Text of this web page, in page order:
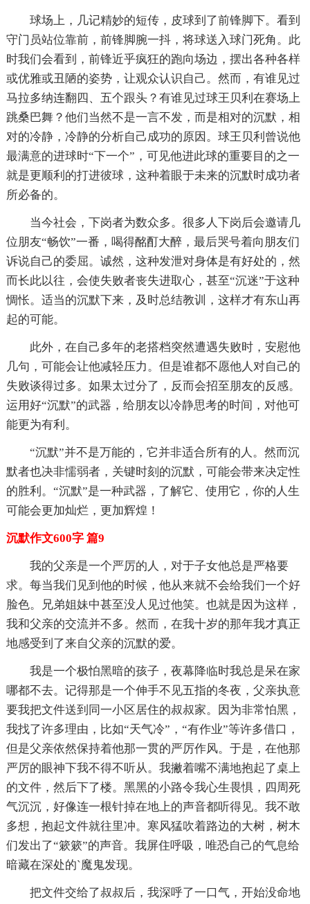
球场上，几记精妙的短传，皮球到了前锋脚下。看到
守门员站位靠前，前锋脚腕一抖，将球送入球门死角。此
时我们会看到，前锋近乎疯狂的跑向场边，摆出各种各样
或优雅或丑陋的姿势，让观众认识自己。然而，有谁见过
马拉多纳连翻四、五个跟头？有谁见过球王贝利在赛场上
跳桑巴舞？他们当然不是一言不发，而是相对的沉默，相
对的冷静，冷静的分析自己成功的原因。球王贝利曾说他
最满意的进球时“下一个”，可见他进此球的重要目的之一
就是更顺利的打进彼球，这种着眼于未来的沉默时成功者
所必备的。
当今社会，下岗者为数众多。很多人下岗后会邀请几
位朋友“畅饮”一番，喝得酩酊大醉，最后哭号着向朋友们
诉说自己的委屈。诚然，这种发泄对身体是有好处的，然
而长此以往，会使失败者丧失进取心，甚至“沉迷”于这种
惆怅。适当的沉默下来，及时总结教训，这样才有东山再
起的可能。
此外，在自己多年的老搭档突然遭遇失败时，安慰他
几句，可能会让他减轻压力。但是谁都不愿他人对自己的
失败谈得过多。如果太过分了，反而会招至朋友的反感。
运用好“沉默”的武器，给朋友以冷静思考的时间，对他可
能更为有利。
“沉默”并不是万能的，它并非适合所有的人。然而沉
默者也决非懦弱者，关键时刻的沉默，可能会带来决定性
的胜利。“沉默”是一种武器，了解它、使用它，你的人生
可能会更加灿烂，更加辉煌！
沉默作文600字 篇9
我的父亲是一个严厉的人，对于子女他总是严格要
求。每当我们见到他的时候，他从来就不会给我们一个好
脸色。兄弟姐妹中甚至没人见过他笑。也就是因为这样，
我和父亲的交流并不多。然而，在我十岁的那年我才真正
地感受到了来自父亲的沉默的爱。
我是一个极怕黑暗的孩子，夜幕降临时我总是呆在家
哪都不去。记得那是一个伸手不见五指的冬夜，父亲执意
要我把文件送到同一小区居住的叔叔家。因为非常怕黑，
我找了许多理由，比如“天气冷”，“有作业”等许多借口，
但是父亲依然保持着他那一贯的严厉作风。于是，在他那
严厉的眼神下我不得不听从。我撇着嘴不满地抱起了桌上
的文件，然后下了楼。黑黑的小路令我心生畏惧，四周死
气沉沉，好像连一根针掉在地上的声音都听得见。我不敢
多想，抱起文件就往里冲。寒风猛吹着路边的大树，树木
们发出了“簌簌”的声音。我屏住呼吸，唯恐自己的气息给
暗藏在深处的`魔鬼发现。
把文件交给了叔叔后，我深呼了一口气，开始没命地